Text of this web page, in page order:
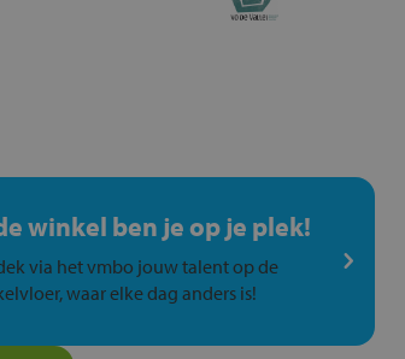
winkel ben je op je plek!
via het vmbo jouw talent op de
waar elke dag anders is!